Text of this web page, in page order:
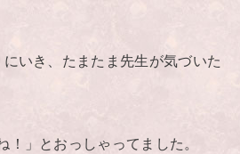
いき、たまたま先生が気づいた
！」とおっしゃってました。